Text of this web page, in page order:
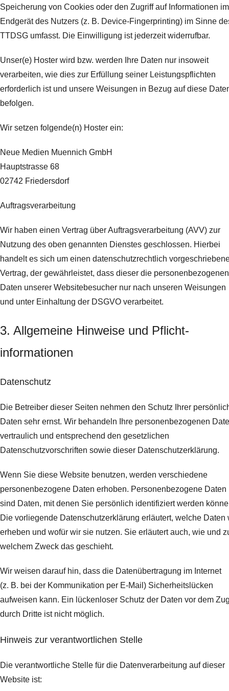
Speicherung von Cookies oder den Zugriff auf Informationen im
Endgerät des Nutzers (z. B. Device-Fingerprinting) im Sinne
TTDSG umfasst. Die Einwilligung ist jederzeit widerrufbar.
Unser(e) Hoster wird bzw. werden Ihre Daten nur insoweit
verarbeiten, wie dies zur Erfüllung seiner Leistungspflichten
erforderlich ist und unsere Weisungen in Bezug auf diese
befolgen.
Wir setzen folgende(n) Hoster ein:
Neue Medien Muennich GmbH
Hauptstrasse 68
02742 Friedersdorf
Auftragsverarbeitung
Wir haben einen Vertrag über Auftragsverarbeitung (AVV) zur
Nutzung des oben genannten Dienstes geschlossen. Hierbei
handelt es sich um einen datenschutzrechtlich
Vertrag, der gewährleistet, dass dieser die personenbezogenen
Daten unserer Websitebesucher nur nach unseren Weisungen
und unter Einhaltung der DSGVO verarbeitet.
3. Allgemeine Hinweise und Pflicht­
informationen
Datenschutz
Die Betreiber dieser Seiten nehmen den Schutz Ihrer
Daten sehr ernst. Wir behandeln Ihre personenbezogenen
vertraulich und entsprechend den gesetzlichen
Datenschutzvorschriften sowie dieser Datenschutzerklärung.
Wenn Sie diese Website benutzen, werden verschiedene
personenbezogene Daten erhoben. Personenbezogene Daten
sind Daten, mit denen Sie persönlich identifiziert werden
Die vorliegende Datenschutzerklärung erläutert, welche Daten
erheben und wofür wir sie nutzen. Sie erläutert auch, wie und
welchem Zweck das geschieht.
Wir weisen darauf hin, dass die Datenübertragung im Internet
(z. B. bei der Kommunikation per E-Mail) Sicherheitslücken
aufweisen kann. Ein lückenloser Schutz der Daten vor dem
durch Dritte ist nicht möglich.
Hinweis zur verantwortlichen Stelle
Die verantwortliche Stelle für die Datenverarbeitung auf dieser
Website ist: